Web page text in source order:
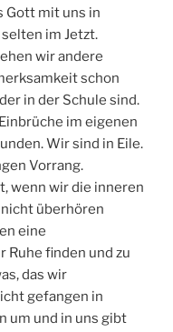
Gott mit uns in
im Jetzt.
wir andere
schon
in der Schule sind.
im eigenen
Wir sind in Eile.
Vorrang.
wenn wir die inneren
überhören
eine
Ruhe finden und zu
das wir
gefangen in
um und in uns gibt